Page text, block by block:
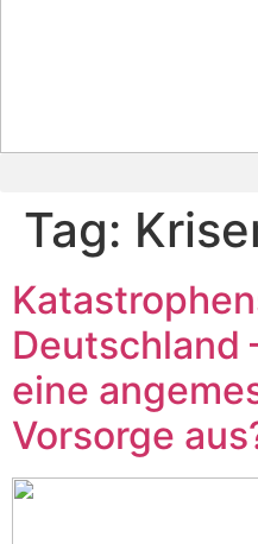
Tag:
Deutschland
eine
Vorsorge